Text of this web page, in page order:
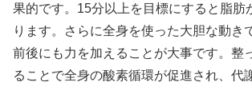
果的です。15分以上を目標にすると脂肪
ります。さらに全身を使った大胆な動き
前後にも力を加えることが大事です。整
ることで全身の酸素循環が促進され、代